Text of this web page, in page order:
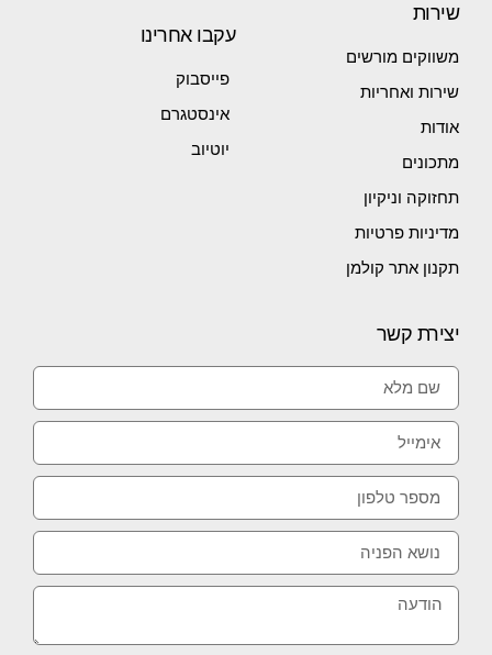
שירות
משווקים מורשים
שירות ואחריות
אודות
מתכונים
תחזוקה וניקיון
מדיניות פרטיות
תקנון אתר קולמן
עקבו אחרינו
פייסבוק
אינסטגרם
יוטיוב
יצירת קשר